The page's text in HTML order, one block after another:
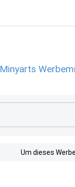
Minyarts
Um dieses